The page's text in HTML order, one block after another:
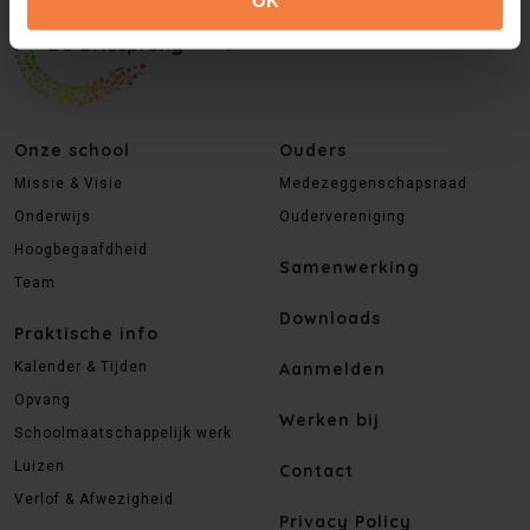
Onze school
Missie & Visie
Onderwijs
Hoogbegaafdheid
Team
Praktische info
Kalender & Tijden
Opvang
Schoolmaatschappelijk werk
Luizen
Verlof & Afwezigheid
Ouders
Medezeggenschapsraad
Oudervereniging
Samenwerking
Downloads
Aanmelden
Werken bij
Contact
Privacy Policy